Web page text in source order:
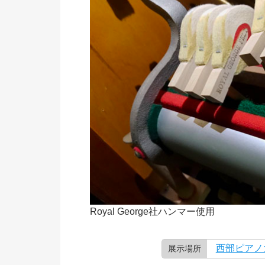
Royal George社ハンマー使用
展示場所 西部ピア